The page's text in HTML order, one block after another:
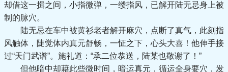
却借这一揖之间，小指微弹，一缕指风，已解开陆无忌身上被
制的脉穴。
陆无忌在车中被黄衫老者解开麻穴，点断了真气，此刻指
风触体，陡觉体内真元舒畅，一怔之下，心头大喜！他伸手接
过“天门武谱”。施礼道：“承二位恭送，陆某也敬谢了！”
但他暗中却藉此些微时间，暗运真元，循运全身要穴，发